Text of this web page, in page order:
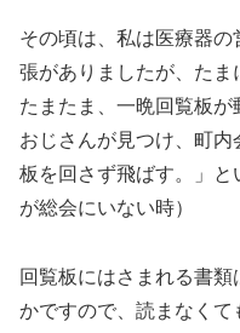
その頃は、私は医療器
張がありましたが、たま
たまたま、一晩回覧板
おじさんが見つけ、町
板を回さず飛ばす。」
が総会にいない時）
回覧板にはさまれる書
かですので、読まなく